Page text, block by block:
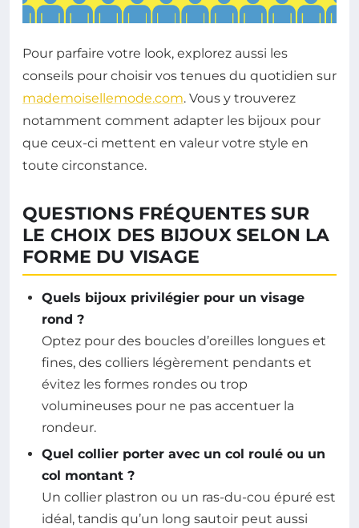
Pour parfaire votre look, explorez aussi les
conseils pour choisir vos tenues du quotidien sur
mademoisellemode.com. Vous y trouverez
notamment comment adapter les bijoux pour
que ceux-ci mettent en valeur votre style en
toute circonstance.
QUESTIONS FRÉQUENTES SUR
LE CHOIX DES BIJOUX SELON LA
FORME DU VISAGE
Quels bijoux privilégier pour un visage
rond ?
Optez pour des boucles d’oreilles longues et
fines, des colliers légèrement pendants et
évitez les formes rondes ou trop
volumineuses pour ne pas accentuer la
rondeur.
Quel collier porter avec un col roulé ou un
col montant ?
Un collier plastron ou un ras-du-cou épuré est
idéal, tandis qu’un long sautoir peut aussi